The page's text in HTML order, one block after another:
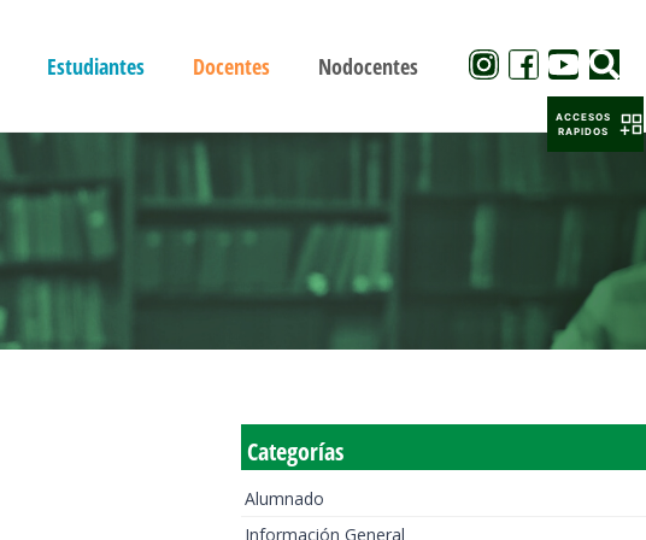
Estudiantes Docentes Nodocentes
Categorías
Alumnado
Información General
ACCESOS
RAPIDOS